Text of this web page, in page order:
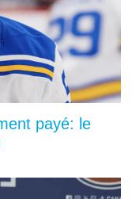
payé: le